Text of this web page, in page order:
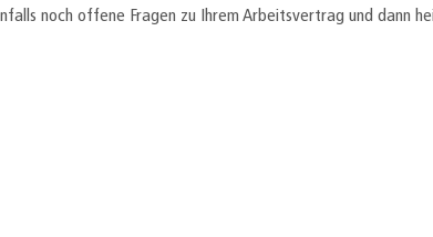
noch offene Fragen zu Ihrem Arbeitsvertrag und dann